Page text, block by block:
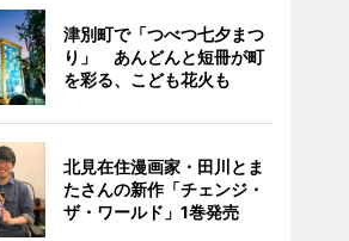
津別町で「つべつ七夕まつ
り」 あんどんと短冊が町
を彩る、こども花火も
北見在住漫画家・田川とま
たさんの新作「チェンジ・
ザ・ワールド」1巻発売